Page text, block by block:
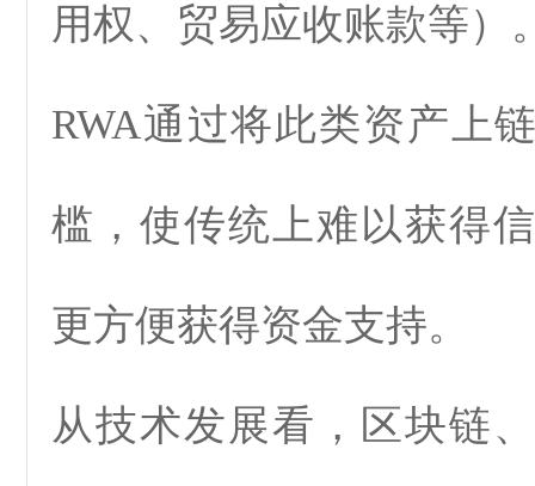
用权、贸易应收账款等）
RWA通过将此类资产上
槛，使传统上难以获得
更方便获得资金支持。
从技术发展看，区块链